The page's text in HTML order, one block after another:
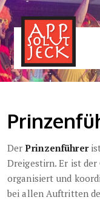
DerPrinzenführer
Dreigestirn. Er ist
organisiert und
bei allen Auftritten